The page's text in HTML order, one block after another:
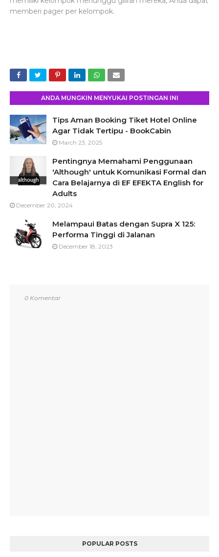
memberi pager per kelompok.
ANDA MUNGKIN MENYUKAI POSTINGAN INI
Tips Aman Booking Tiket Hotel Online
Agar Tidak Tertipu - BookCabin
March 23, 2025
Pentingnya Memahami Penggunaan
'Although' untuk Komunikasi Formal dan
Cara Belajarnya di EF EFEKTA English for
Adults
December 20, 2024
Melampaui Batas dengan Supra X 125:
Performa Tinggi di Jalanan
December 18, 2023
0 Komentar
POPULAR POSTS